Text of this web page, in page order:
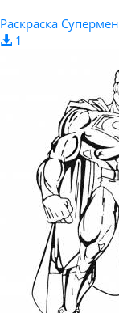
Раскраска Супермен
1